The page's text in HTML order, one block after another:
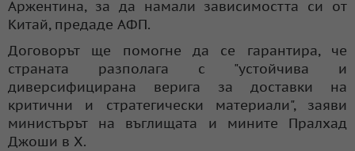
Аржентина, за да намали зависимостта си от
Китай, предаде АФП.
Договорът ще помогне да се гарантира, че
страната разполага с "устойчива и
диверсифицирана верига за доставки на
критични и стратегически материали", заяви
министърът на въглищата и мините Пралхад
Джоши в X.